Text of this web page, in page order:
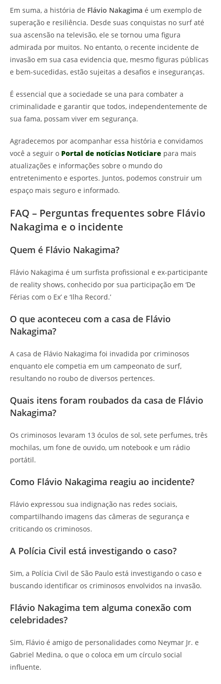
Em suma, a história de Flávio Nakagima é um exemplo de
superação e resiliência. Desde suas conquistas no surf até
sua ascensão na televisão, ele se tornou uma figura
admirada por muitos. No entanto, o recente incidente de
invasão em sua casa evidencia que, mesmo figuras públicas
e bem-sucedidas, estão sujeitas a desafios e inseguranças.
É essencial que a sociedade se una para combater a
criminalidade e garantir que todos, independentemente de
sua fama, possam viver em segurança.
Agradecemos por acompanhar essa história e convidamos
você a seguir o Portal de notícias Noticiare para mais
atualizações e informações sobre o mundo do
entretenimento e esportes. Juntos, podemos construir um
espaço mais seguro e informado.
FAQ – Perguntas frequentes sobre Flávio
Nakagima e o incidente
Quem é Flávio Nakagima?
Flávio Nakagima é um surfista profissional e ex-participante
de reality shows, conhecido por sua participação em ‘De
Férias com o Ex’ e ‘Ilha Record.’
O que aconteceu com a casa de Flávio
Nakagima?
A casa de Flávio Nakagima foi invadida por criminosos
enquanto ele competia em um campeonato de surf,
resultando no roubo de diversos pertences.
Quais itens foram roubados da casa de Flávio
Nakagima?
Os criminosos levaram 13 óculos de sol, sete perfumes, três
mochilas, um fone de ouvido, um notebook e um rádio
portátil.
Como Flávio Nakagima reagiu ao incidente?
Flávio expressou sua indignação nas redes sociais,
compartilhando imagens das câmeras de segurança e
criticando os criminosos.
A Polícia Civil está investigando o caso?
Sim, a Polícia Civil de São Paulo está investigando o caso e
buscando identificar os criminosos envolvidos na invasão.
Flávio Nakagima tem alguma conexão com
celebridades?
Sim, Flávio é amigo de personalidades como Neymar Jr. e
Gabriel Medina, o que o coloca em um círculo social
influente.